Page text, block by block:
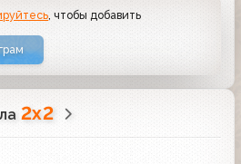
, чтобы добавить
2x2